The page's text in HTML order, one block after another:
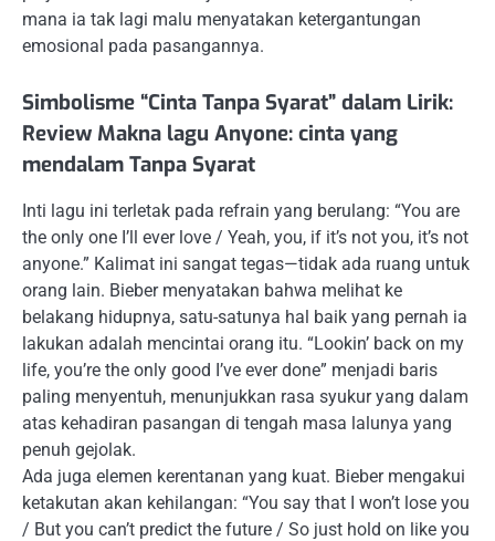
mana ia tak lagi malu menyatakan ketergantungan
emosional pada pasangannya.
Simbolisme “Cinta Tanpa Syarat” dalam Lirik:
Review Makna lagu Anyone: cinta yang
mendalam Tanpa Syarat
Inti lagu ini terletak pada refrain yang berulang: “You are
the only one I’ll ever love / Yeah, you, if it’s not you, it’s not
anyone.” Kalimat ini sangat tegas—tidak ada ruang untuk
orang lain. Bieber menyatakan bahwa melihat ke
belakang hidupnya, satu-satunya hal baik yang pernah ia
lakukan adalah mencintai orang itu. “Lookin’ back on my
life, you’re the only good I’ve ever done” menjadi baris
paling menyentuh, menunjukkan rasa syukur yang dalam
atas kehadiran pasangan di tengah masa lalunya yang
penuh gejolak.
Ada juga elemen kerentanan yang kuat. Bieber mengakui
ketakutan akan kehilangan: “You say that I won’t lose you
/ But you can’t predict the future / So just hold on like you